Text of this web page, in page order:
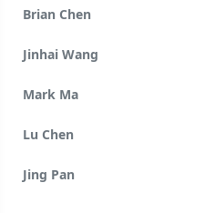
Brian Chen
Jinhai Wang
Mark Ma
Lu Chen
Jing Pan